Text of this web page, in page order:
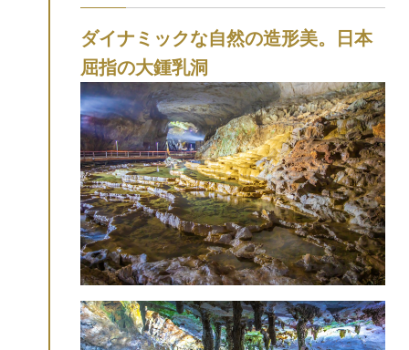
み方は無限大です。山口県出身の元卓球選
手、石川佳純さんが山口県を旅しました！
秋吉台にも訪れ、カルスト台地でのトレッ
キングを楽しみました！石川さんの清々し
いさわやかな表情にも注目です♪＼動画はこ
ちら！／【NHK総合ブラタモリに登場】
2023年10月21日(土)放映のブラタモリ「白
の奇跡・秋吉台〜秋吉台のヒミツは“穴”に
あり?〜」に、秋吉台・秋芳洞が登場！
ダイナミックな自然の造形美。日本
屈指の大鍾乳洞